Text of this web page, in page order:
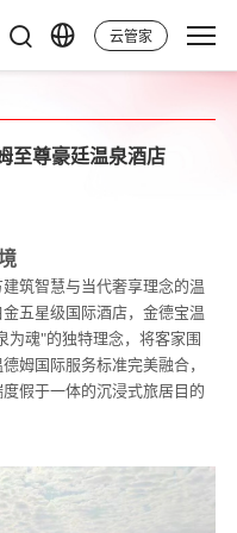
云管家
至尊豪廷温泉酒店
筑智慧与当代奢享理念的温
五星级国际酒店，金德宝温
为魂"的独特理念，将客家围
姆国际服务标准完美融合，
假于一体的沉浸式旅居目的